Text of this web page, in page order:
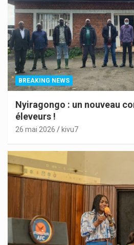
BREAKING NEWS
Nyiragongo : un nouveau
éleveurs !
26 mai 2026 kivu7